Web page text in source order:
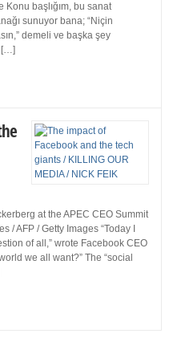
Konu başlığım, bu sanat
sunuyor bana; “Niçin
demeli ve başka şey
[…]
at the APEC CEO Summit
AFP / Getty Images “Today I
of all,” wrote Facebook CEO
we all want?” The “social